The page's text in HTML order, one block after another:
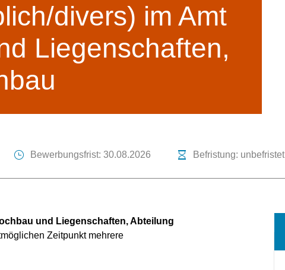
divers) im Amt
Liegenschaften,
Bewerbungsfrist: 30.08.2026 Befristung: unbefristet
und Liegenschaften, Abteilung
Zeitpunkt mehrere